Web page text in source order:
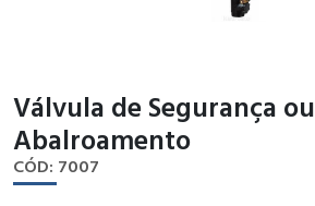
Válvula de Segurança ou
Abalroamento
CÓD: 7007